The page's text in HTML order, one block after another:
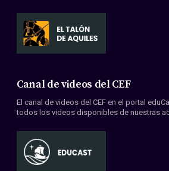
Canal de videos del CEF
El canal de videos del CEF en el portal
todos los videos disponibles de nuestras